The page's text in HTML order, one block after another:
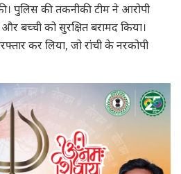
पुलिस की तकनीकी टीम ने आरोपी
बच्ची को सुरक्षित बरामद किया।
कर लिया, जो रांची के नरकोपी